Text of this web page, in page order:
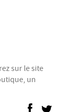
sur le site
un